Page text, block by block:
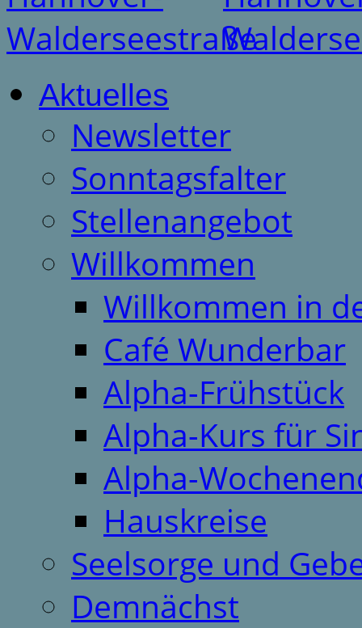
Aktuelles
Newsletter
Sonntagsfalter
Stellenangebot
Willkommen
Willkommen in
Café Wunderbar
Alpha-Frühstück
Alpha-Kurs für
Alpha-
Hauskreise
Seelsorge und
Demnächst